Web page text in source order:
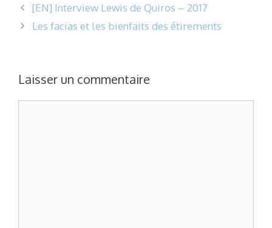
[EN] Interview Lewis de Quiros – 2017
Les facias et les bienfaits des étirements
Laisser un commentaire